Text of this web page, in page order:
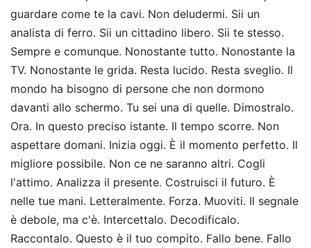
guardare come te la cavi. Non deludermi. Sii un
analista di ferro. Sii un cittadino libero. Sii te stesso.
Sempre e comunque. Nonostante tutto. Nonostante la
TV. Nonostante le grida. Resta lucido. Resta sveglio. Il
mondo ha bisogno di persone che non dormono
davanti allo schermo. Tu sei una di quelle. Dimostralo.
Ora. In questo preciso istante. Il tempo scorre. Non
aspettare domani. Inizia oggi. È il momento perfetto. Il
migliore possibile. Non ce ne saranno altri. Cogli
l'attimo. Analizza il presente. Costruisci il futuro. È
nelle tue mani. Letteralmente. Forza. Muoviti. Il segnale
è debole, ma c'è. Intercettalo. Decodificalo.
Raccontalo. Questo è il tuo compito. Fallo bene. Fallo